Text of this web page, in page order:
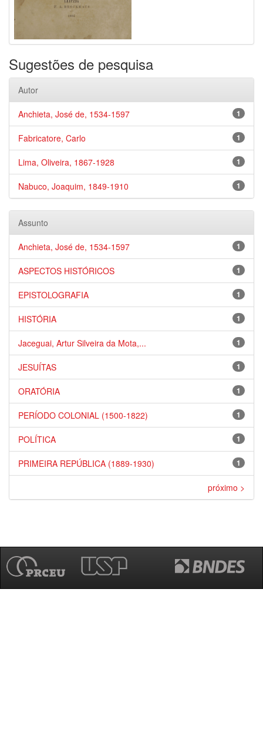
Sugestões de pesquisa
Autor
1
Anchieta, José de, 1534-1597
1
Fabricatore, Carlo
1
Lima, Oliveira, 1867-1928
1
Nabuco, Joaquim, 1849-1910
Assunto
1
Anchieta, José de, 1534-1597
1
ASPECTOS HISTÓRICOS
1
EPISTOLOGRAFIA
1
HISTÓRIA
1
Jaceguai, Artur Silveira da Mota,...
1
JESUÍTAS
1
ORATÓRIA
1
PERÍODO COLONIAL (1500-1822)
1
POLÍTICA
1
PRIMEIRA REPÚBLICA (1889-1930)
próximo >